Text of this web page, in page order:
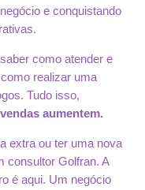
e conquistando
como atender e
realizar uma
Tudo isso,
aumentem.
extra ou ter uma nova
consultor Golfran. A
é aqui. Um negócio